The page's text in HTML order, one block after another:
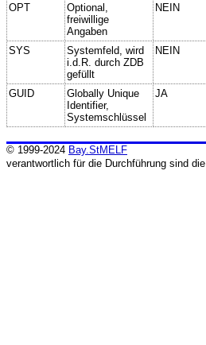
OPT
Optional,
freiwillige
Angaben
NEIN
SYS
Systemfeld, wird
i.d.R. durch ZDB
gefüllt
NEIN
GUID
Globally Unique
Identifier,
Systemschlüssel
JA
© 1999-2024 Bay.StMELF
verantwortlich für die Durchführung sind